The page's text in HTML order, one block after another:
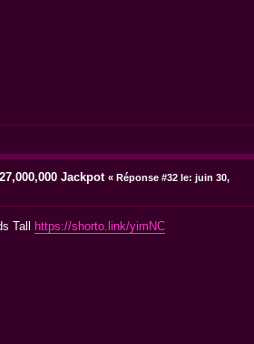
Jackpot « Réponse #32 le: juin 30,
Tall https://shorto.link/yimNC